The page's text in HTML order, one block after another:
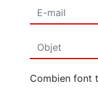
Combien font